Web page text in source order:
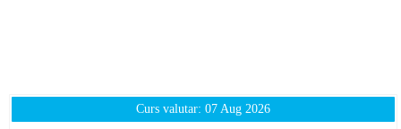
Curs valutar: 07 Aug 2026